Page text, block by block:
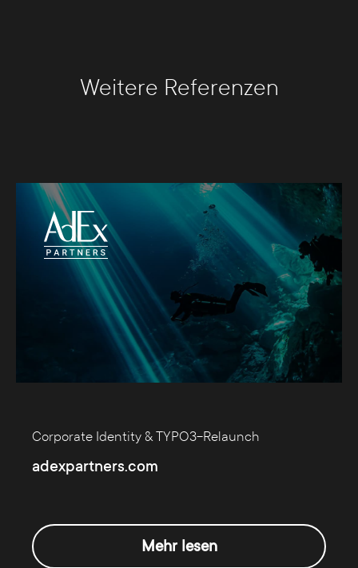
Weitere Referenzen
Corporate Identity & TYPO3-Relaunch
adexpartners.com
Mehr lesen